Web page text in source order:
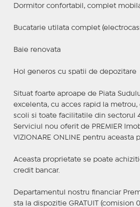
Dormitor confortabil, complet
Bucatarie utilata complet
Baie renovata
Hol generos cu spatii de depozitare
Situat foarte aproape de Piata
excelenta, cu acces rapid la
scoli si toate facilitatile din sectorul
Serviciul nou oferit de PREMIER
VIZIONARE ONLINE pentru aceasta
Aceasta proprietate se poate
credit bancar.
Departamentul nostru financiar
sta la dispozitie GRATUIT (comision